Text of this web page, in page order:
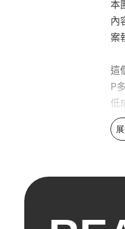
本
內
案
這
P
低
我